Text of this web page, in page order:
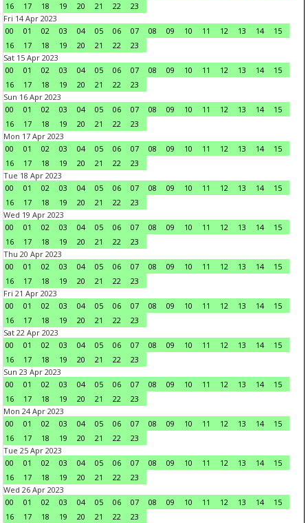
16
17 18 19 20 21 22
23
Fri 14 Apr 2023
00
01 02 03 04 05 06 07 08 09 10 11 12 13 14
15
16
17 18 19 20 21 22
23
Sat 15 Apr 2023
00
01 02 03 04 05 06 07 08 09 10 11 12 13 14
15
16
17 18 19 20 21 22
23
Sun 16 Apr 2023
00
01 02 03 04 05 06 07 08 09 10 11 12 13 14
15
16
17 18 19 20 21 22
23
Mon 17 Apr 2023
00
01 02 03 04 05 06 07 08 09 10 11 12 13 14
15
16
17 18 19 20 21 22
23
Tue 18 Apr 2023
00
01 02 03 04 05 06 07 08 09 10 11 12 13 14
15
16
17 18 19 20 21 22
23
Wed 19 Apr 2023
00
01 02 03 04 05 06 07 08 09 10 11 12 13 14
15
16
17 18 19 20 21 22
23
Thu 20 Apr 2023
00
01 02 03 04 05 06 07 08 09 10 11 12 13 14
15
16
17 18 19 20 21 22
23
Fri 21 Apr 2023
00
01 02 03 04 05 06 07 08 09 10 11 12 13 14
15
16
17 18 19 20 21 22
23
Sat 22 Apr 2023
00
01 02 03 04 05 06 07 08 09 10 11 12 13 14
15
16
17 18 19 20 21 22
23
Sun 23 Apr 2023
00
01 02 03 04 05 06 07 08 09 10 11 12 13 14
15
16
17 18 19 20 21 22
23
Mon 24 Apr 2023
00
01 02 03 04 05 06 07 08 09 10 11 12 13 14
15
16
17 18 19 20 21 22
23
Tue 25 Apr 2023
00
01 02 03 04 05 06 07 08 09 10 11 12 13 14
15
16
17 18 19 20 21 22
23
Wed 26 Apr 2023
00
01 02 03 04 05 06 07 08 09 10 11 12 13 14
15
16
17 18 19 20 21 22
23